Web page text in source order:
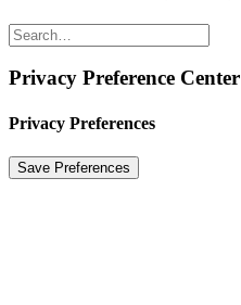
Privacy Preference Center
Privacy Preferences